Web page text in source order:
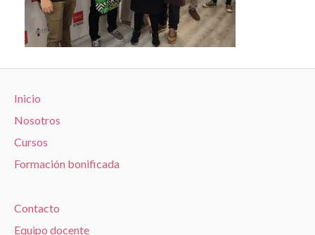
Inicio
Nosotros
Cursos
Formación bonificada
Contacto
Equipo docente